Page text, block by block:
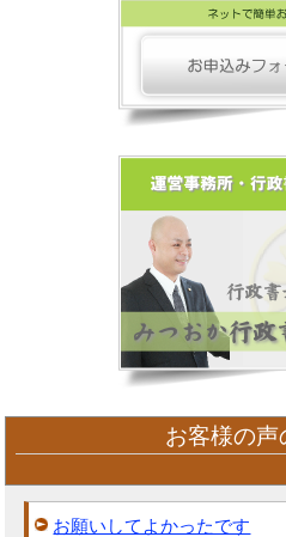
お客様の声
お願いしてよかったです